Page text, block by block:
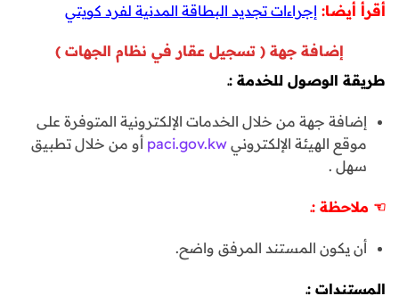
أقرأ أيضا: إجراءات تجديد البطاقة المدنية لفرد كويتي
إضافة جهة ( تسجيل عقار في نظام الجهات )
طريقة الوصول للخدمة :ـ
إضافة جهة من خلال الخدمات الإلكترونية المتوفرة على
موقع الهيئة الإلكتروني paci.gov.kw أو من خلال تطبيق
سهل .
☜ ملاحظة :ـ
أن يكون المستند المرفق واضح.
المستندات :ـ